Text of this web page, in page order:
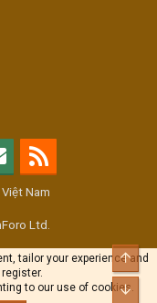
Nam
Ltd.
tailor your experience and
to our use of cookies.
Top